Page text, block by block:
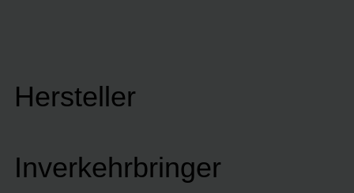
Hersteller
Inverkehrbringer